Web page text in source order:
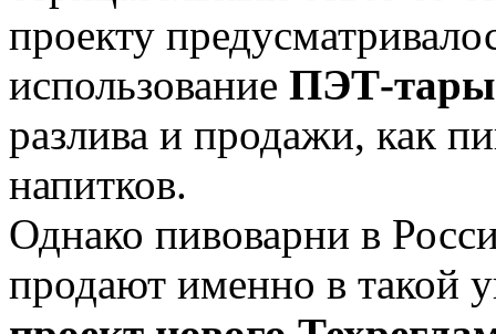
проекту
использование ПЭТ-
разлива и продажи, как
напитков.
Однако пивоварни в
продают именно в такой